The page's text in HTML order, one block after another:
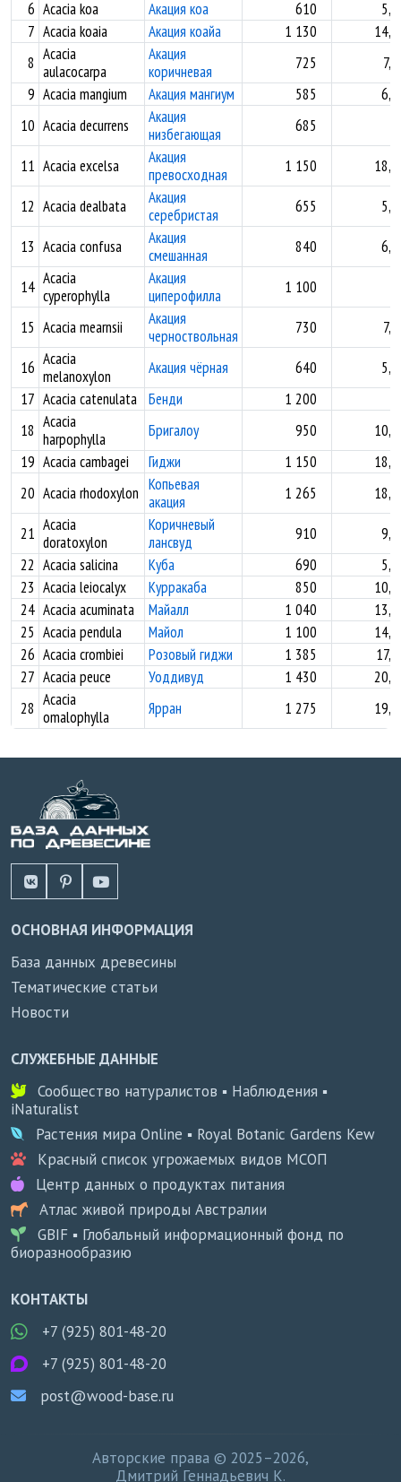
6 Acacia koa Акация коа 610
7 Acacia koaia Акация коайа 1 130
8 Acacia
aulacocarpa
Акация
коричневая
725
9 Acacia mangium Акация мангиум 585
10 Acacia decurrens
Акация
низбегающая
685
11 Acacia excelsa
Акация
превосходная
1 150
12 Acacia dealbata
Акация
серебристая
655
13 Acacia confusa
Акация
смешанная
840
14 Acacia
cyperophylla
Акация
циперофилла
1 100
15 Acacia mearnsii
Акация
черноствольная
730
16 Acacia
melanoxylon
Акация чёрная 640
17 Acacia catenulata Бенди 1 200
18 Acacia
harpophylla
Бригалоу 950
19 Acacia cambagei Гиджи 1 150
20 Acacia rhodoxylon Копьевая
акация
1 265
21 Acacia
doratoxylon
Коричневый
лансвуд
910
22 Acacia salicina Куба 690
23 Acacia leiocalyx Курракаба 850
24 Acacia acuminata Майалл 1 040
25 Acacia pendula Майол 1 100
26 Acacia crombiei Розовый гиджи 1 385
27 Acacia peuce Уоддивуд 1 430
28 Acacia
omalophylla
Ярран 1 275
ОСНОВНАЯ ИНФОРМАЦИЯ
База данных древесины
Тематические статьи
Новости
СЛУЖЕБНЫЕ ДАННЫЕ
Сообщество натуралистов ▪ Наблюдения ▪
iNaturalist
Растения мира Online ▪ Royal Botanic Gardens Kew
Красный список угрожаемых видов МСОП
Центр данных о продуктах питания
Атлас живой природы Австралии
GBIF ▪ Глобальный информационный фонд по
биоразнообразию
КОНТАКТЫ
+7 (925) 801-48-20
+7 (925) 801-48-20
post@wood-base.ru
Авторские права © 2025–2026,
Дмитрий Геннадьевич К.